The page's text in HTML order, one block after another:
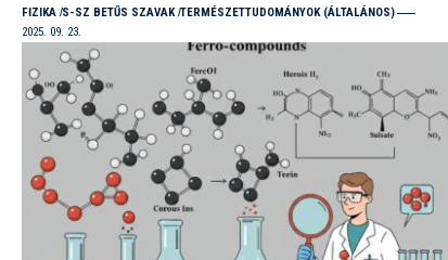
FIZIKA S-SZ BETŰS SZAVAK TERMÉSZETTUDOMÁNYOK (ÁLTALÁNOS)
2025. 09. 23.